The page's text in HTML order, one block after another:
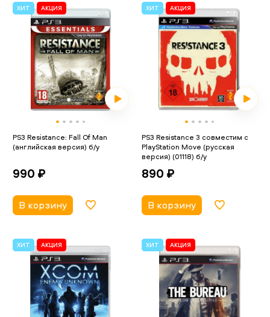
ХИТ АКЦИЯ
PS3 Resistance: Fall Of Man
(английская версия) б/у
990 ₽
В корзину
ХИТ АКЦИЯ
PS3 Resistance 3 совместим с
PlayStation Move (русская
версия) (01118) б/у
890 ₽
В корзину
ХИТ АКЦИЯ ХИТ АКЦИЯ